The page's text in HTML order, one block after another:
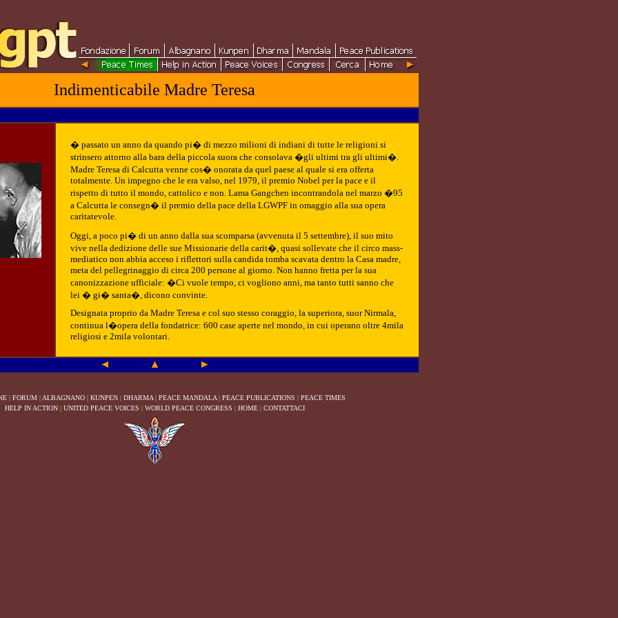
Indimenticabile Madre Teresa
� passato un anno da quando pi� di mezzo milioni di indiani di tutte le religioni si
strinsero attorno alla bara della piccola suora che consolava �gli ultimi tra gli ultimi�.
Madre Teresa di Calcutta venne cos� onorata da quel paese al quale si era offerta
totalmente. Un impegno che le era valso, nel 1979, il premio Nobel per la pace e il
rispetto di tutto il mondo, cattolico e non. Lama Gangchen incontrandola nel marzo �95
a Calcutta le consegn� il premio della pace della LGWPF in omaggio alla sua opera
caritatevole.
Oggi, a poco pi� di un anno dalla sua scomparsa (avvenuta il 5 settembre), il suo mito
vive nella dedizione delle sue Missionarie della carit�, quasi sollevate che il circo mass-
mediatico non abbia acceso i riflettori sulla candida tomba scavata dentro la Casa madre,
meta del pellegrinaggio di circa 200 persone al giorno. Non hanno fretta per la sua
canonizzazione ufficiale: �Ci vuole tempo, ci vogliono anni, ma tanto tutti sanno che
lei � gi� santa�, dicono convinte.
Designata proprio da Madre Teresa e col suo stesso coraggio, la superiora, suor Nirmala,
continua l�opera della fondatrice: 600 case aperte nel mondo, in cui operano oltre 4mila
religiosi e 2mila volontari.
| FORUM | ALBAGNANO | KUNPEN | DHARMA | PEACE MANDALA | PEACE PUBLICATIONS | PEACE TIMES
HELP IN ACTION | UNITED PEACE VOICES | WORLD PEACE CONGRESS | HOME | CONTATTACI